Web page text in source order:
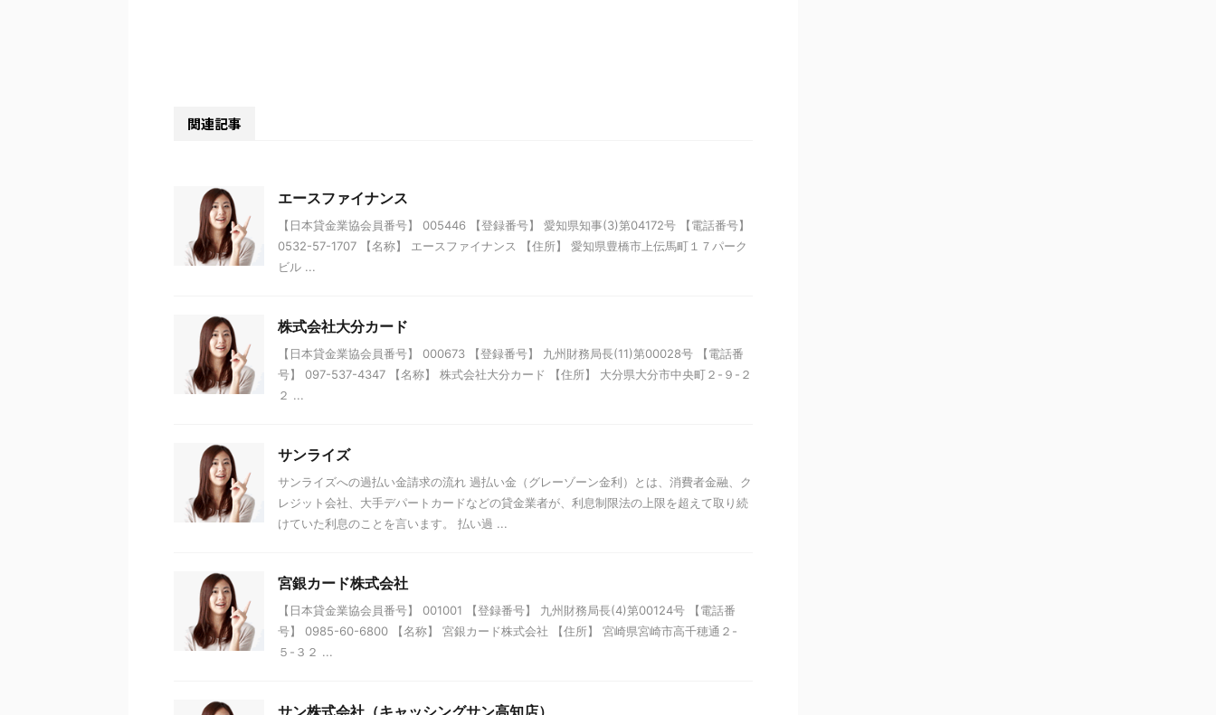
関連記事
エースファイナンス
【日本貸金業協会員番号】 005446 【登録番号】 愛知県知事(3)第04172号 【電話番号】
0532-57-1707 【名称】 エースファイナンス 【住所】 愛知県豊橋市上伝馬町１７パーク
ビル ...
株式会社大分カード
【日本貸金業協会員番号】 000673 【登録番号】 九州財務局長(11)第00028号 【電話番
号】 097-537-4347 【名称】 株式会社大分カード 【住所】 大分県大分市中央町２-９-２
２ ...
サンライズ
サンライズへの過払い金請求の流れ 過払い金（グレーゾーン金利）とは、消費者金融、ク
レジット会社、大手デパートカードなどの貸金業者が、利息制限法の上限を超えて取り続
けていた利息のことを言います。 払い過 ...
宮銀カード株式会社
【日本貸金業協会員番号】 001001 【登録番号】 九州財務局長(4)第00124号 【電話番
号】 0985-60-6800 【名称】 宮銀カード株式会社 【住所】 宮崎県宮崎市高千穂通２-
５-３２ ...
サン株式会社（キャッシングサン高知店）